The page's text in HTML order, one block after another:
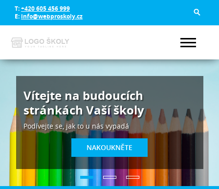
T:+420 605 456 999
E: info@webproskoly.cz
Vítejte na budoucích
stránkách Vaší školy
Podívejte se, jak to u nás vypadá
NAKOUKNĚTE